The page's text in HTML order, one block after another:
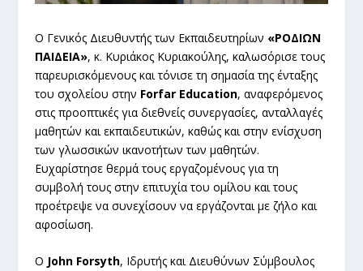
Ο Γενικός Διευθυντής των Εκπαιδευτηρίων «ΡΟΔΙΩΝ
ΠΑΙΔΕΙΑ», κ. Κυριάκος Κυριακούλης, καλωσόρισε τους
παρευρισκόμενους και τόνισε τη σημασία της ένταξης
του σχολείου στην Forfar Education, αναφερόμενος
στις προοπτικές για διεθνείς συνεργασίες, ανταλλαγές
μαθητών και εκπαιδευτικών, καθώς και στην ενίσχυση
των γλωσσικών ικανοτήτων των μαθητών.
Ευχαρίστησε θερμά τους εργαζομένους για τη
συμβολή τους στην επιτυχία του ομίλου και τους
προέτρεψε να συνεχίσουν να εργάζονται με ζήλο και
αφοσίωση.
Ο John Forsyth, Ιδρυτής και Διευθύνων Σύμβουλος